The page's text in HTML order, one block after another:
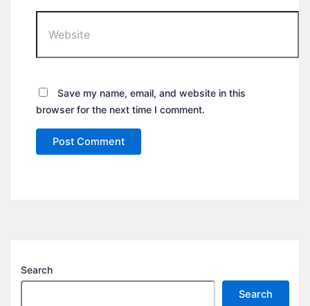
Save my name, email, and website in this
browser for the next time I comment.
Search
Search